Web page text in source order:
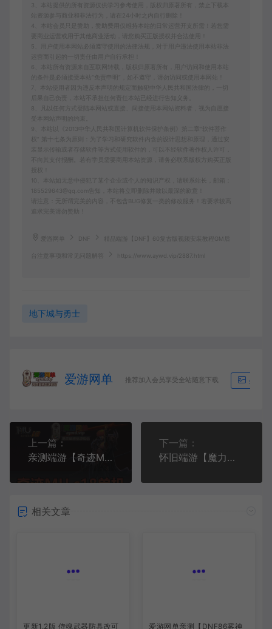
3、本站提供的所有资源仅供学习参考使用，版权归原著所有，禁止下载本
站资源参与商业和非法行为，请在24小时之内自行删除！
4、本站会员只是赞助，赞助费用仅维持本站的日常运营开支所需！若您需
要商业运营或用于其他商业活动，请您购买正版授权并合法使用！
5、用户使用本网站必须遵守使用的法律法规，对于用户违法使用本站非法
6、本站所有资源来自互联网转载，版权归原著所有，用户访问和使用本站
的条件是必须接受本站“免责申明”，如不遵守，请勿访问或使用本网站！
7、本站使用者因为违反本声明的规定而触犯中华人民共和国法律的，一切
后果自己负责，本站不承担任何责任本站已经进行告知义务。
8、凡以任何方式登陆本网站或直接、间接使用本网站资料者，视为自愿接
受本网站声明的约束。
9、本站以《2013中华人民共和国计算机软件保护条例》第二章"软件菩作
权” 第十七条为原则：为了学习和研究软件内含的设计思想和原理，通过安
装显示传输或者存储软件等方式使用软件的，可以不经软件著作权人许可，
不向其支付报酬。若有学员需要商用本站资源，请务必联系版权方购买正版
10、本站如无意中侵犯了某个企业或个人的知识产权，请联系站长，邮箱：
185529643@qq.com告知，本站将立即删除并致以最深的歉意！
请注意：无所谓完美的内容，不包含BUG修复一类的修改服务！若要求较高
追求完美请勿赞助！
爱游网单 DNF 精品端游【DNF】60复古版视频安装教程GM后
台注意事项和常见问题解答 https://www.aywd.vip/2887.html
地下城与勇士
爱游网单 推荐加入会员享受全站随意下载 生成海
上一篇：
亲测端游【奇迹MU】s18免虚拟机一键启动视频安装教程GM后台
下一篇：
怀旧端游【魔力宝贝】7.5内挂自动战斗双客户端内置GM可刷物品道具宠物等级属性金币
相关文章